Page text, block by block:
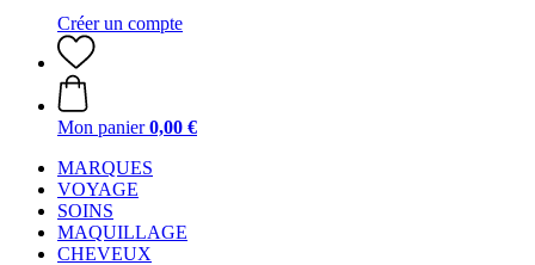
Créer un compte
Mon panier 0,00 €
MARQUES
VOYAGE
SOINS
MAQUILLAGE
CHEVEUX